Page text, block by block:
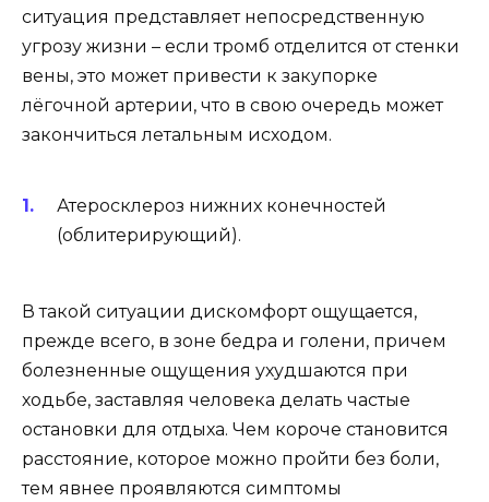
ситуация представляет непосредственную
угрозу жизни – если тромб отделится от стенки
вены, это может привести к закупорке
лёгочной артерии, что в свою очередь может
закончиться летальным исходом.
Атеросклероз нижних конечностей
(облитерирующий).
В такой ситуации дискомфорт ощущается,
прежде всего, в зоне бедра и голени, причем
болезненные ощущения ухудшаются при
ходьбе, заставляя человека делать частые
остановки для отдыха. Чем короче становится
расстояние, которое можно пройти без боли,
тем явнее проявляются симптомы